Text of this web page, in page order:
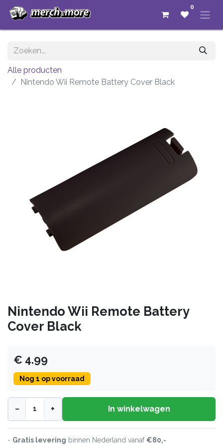
0
Alle producten
Nintendo Wii Remote Battery Cover Black
Nintendo Wii Remote Battery
Cover Black
€ 4.99
Nog 1 op voorraad
− + In winkelwagen
- Gratis levering binnen Nederland vanaf €80,-